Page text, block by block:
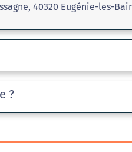
40320 Eugénie-les-
?